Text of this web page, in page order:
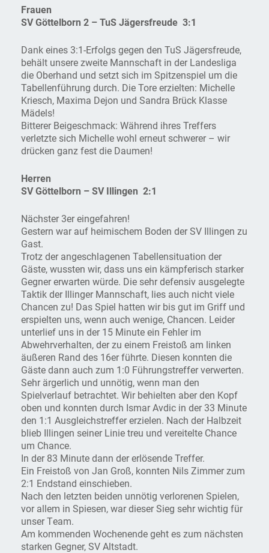
Frauen
SV Göttelborn 2 – TuS Jägersfreude 3:1
Dank eines 3:1-Erfolgs gegen den TuS Jägersfreude,
behält unsere zweite Mannschaft in der Landesliga
die Oberhand und setzt sich im Spitzenspiel um die
Tabellenführung durch. Die Tore erzielten: Michelle
Kriesch, Maxima Dejon und Sandra Brück Klasse
Mädels!
Bitterer Beigeschmack: Während ihres Treffers
verletzte sich Michelle wohl erneut schwerer – wir
drücken ganz fest die Daumen!
Herren
SV Göttelborn – SV Illingen 2:1
Nächster 3er eingefahren!
Gestern war auf heimischem Boden der SV Illingen zu
Gast.
Trotz der angeschlagenen Tabellensituation der
Gäste, wussten wir, dass uns ein kämpferisch starker
Gegner erwarten würde. Die sehr defensiv ausgelegte
Taktik der Illinger Mannschaft, lies auch nicht viele
Chancen zu! Das Spiel hatten wir bis gut im Griff und
erspielten uns, wenn auch wenige, Chancen. Leider
unterlief uns in der 15 Minute ein Fehler im
Abwehrverhalten, der zu einem Freistoß am linken
äußeren Rand des 16er führte. Diesen konnten die
Gäste dann auch zum 1:0 Führungstreffer verwerten.
Sehr ärgerlich und unnötig, wenn man den
Spielverlauf betrachtet. Wir behielten aber den Kopf
oben und konnten durch Ismar Avdic in der 33 Minute
den 1:1 Ausgleichstreffer erzielen. Nach der Halbzeit
blieb Illingen seiner Linie treu und vereitelte Chance
um Chance.
In der 83 Minute dann der erlösende Treffer.
Ein Freistoß von Jan Groß, konnten Nils Zimmer zum
2:1 Endstand einschieben.
Nach den letzten beiden unnötig verlorenen Spielen,
vor allem in Spiesen, war dieser Sieg sehr wichtig für
unser Team.
Am kommenden Wochenende geht es zum nächsten
starken Gegner, SV Altstadt.